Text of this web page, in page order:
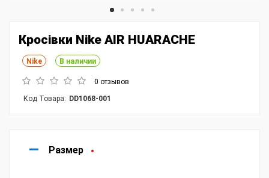
Кросівки Nike AIR HUARACHE
Nike В наличии
0 отзывов
Код Товара: DD1068-001
Размер